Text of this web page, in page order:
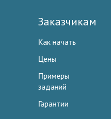
Заказчикам
Как начать
Цены
Примеры
заданий
Гарантии